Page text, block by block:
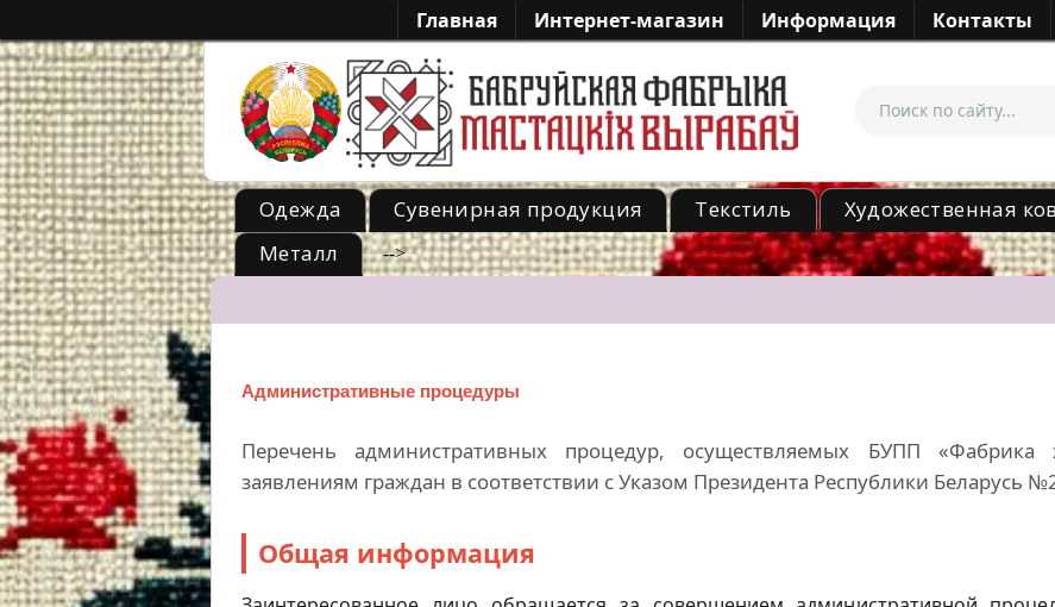
Главная Интернет-магазин Информация Контакты
-->
Одежда Сувенирная продукция Текстиль Художественная
Металл
Административные процедуры
Перечень административных процедур, осуществляемых БУПП «Фабрика
заявлениям граждан в соответствии с Указом Президента Республики Беларусь
Общая информация